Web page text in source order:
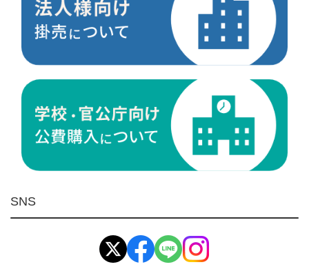
電材・設備
切削工具
ケミカル製品
荷役伝導
環境安全用品
イマオ製品(IMAO)
工業資材(栃木屋)
SNS